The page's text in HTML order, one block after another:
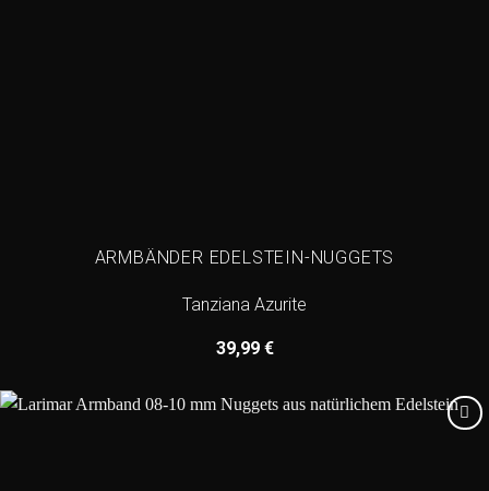
ARMBÄNDER EDELSTEIN-NUGGETS
Tanziana Azurite
39,99 €